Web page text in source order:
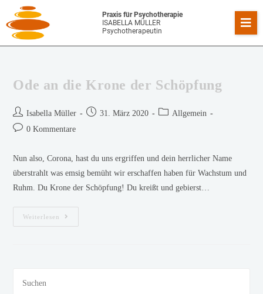
Praxis für Psychotherapie
ISABELLA MÜLLER
Psychotherapeutin
Ode an die Krone der Schöpfung
Isabella Müller 31. März 2020
Allgemein
0 Kommentare
Nun also, Corona, hast du uns ergriffen und dein herrlicher Name
überstrahlt was emsig bemüht wir erschaffen haben für Wachstum und
Ruhm. Du Krone der Schöpfung! Du kreißt und gebierst…
Weiterlesen